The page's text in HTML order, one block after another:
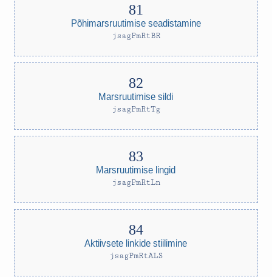
Põhimarsruutimise seadistamine
jsagPmRtBR
Marsruutimise sildi
jsagPmRtTg
Marsruutimise lingid
jsagPmRtLn
Aktiivsete linkide stiilimine
jsagPmRtALS